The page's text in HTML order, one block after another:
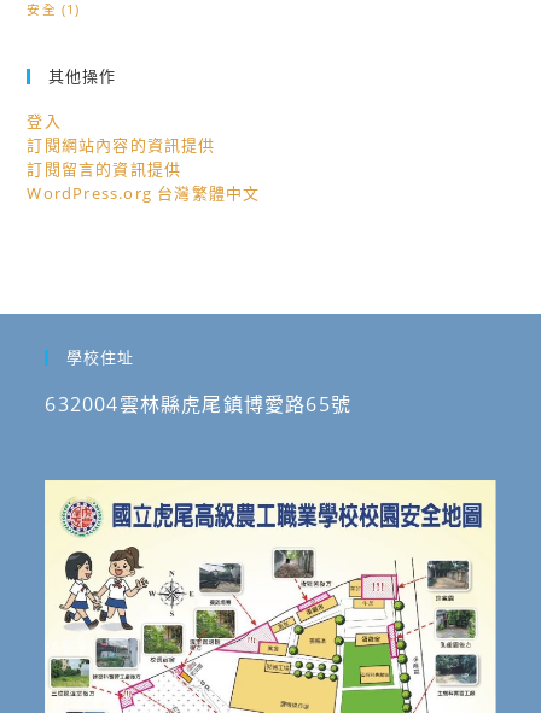
安全 (1)
其他操作
登入
訂閱網站內容的資訊提供
訂閱留言的資訊提供
WordPress.org 台灣繁體中文
學校住址
632004雲林縣虎尾鎮博愛路65號